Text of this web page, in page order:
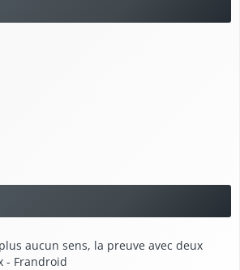
aucun sens, la preuve avec deux
- Frandroid